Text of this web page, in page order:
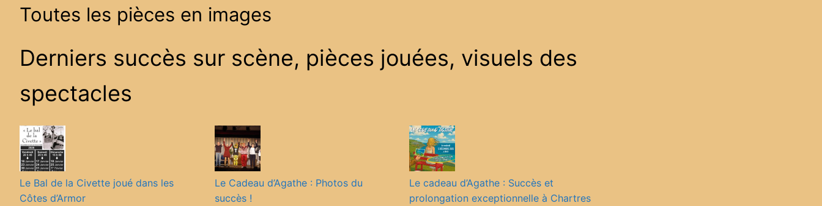
Toutes les pièces en images
Derniers succès sur scène, pièces jouées, visuels des
spectacles
Le Bal de la Civette joué dans les
Côtes d’Armor
Le Cadeau d’Agathe : Photos du
succès !
Le cadeau d’Agathe : Succès et
prolongation exceptionnelle à Chartres